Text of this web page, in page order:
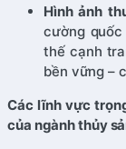
Hình ảnh
cường
thế cạnh
bền vững –
Các lĩnh vực
của ngành thủy